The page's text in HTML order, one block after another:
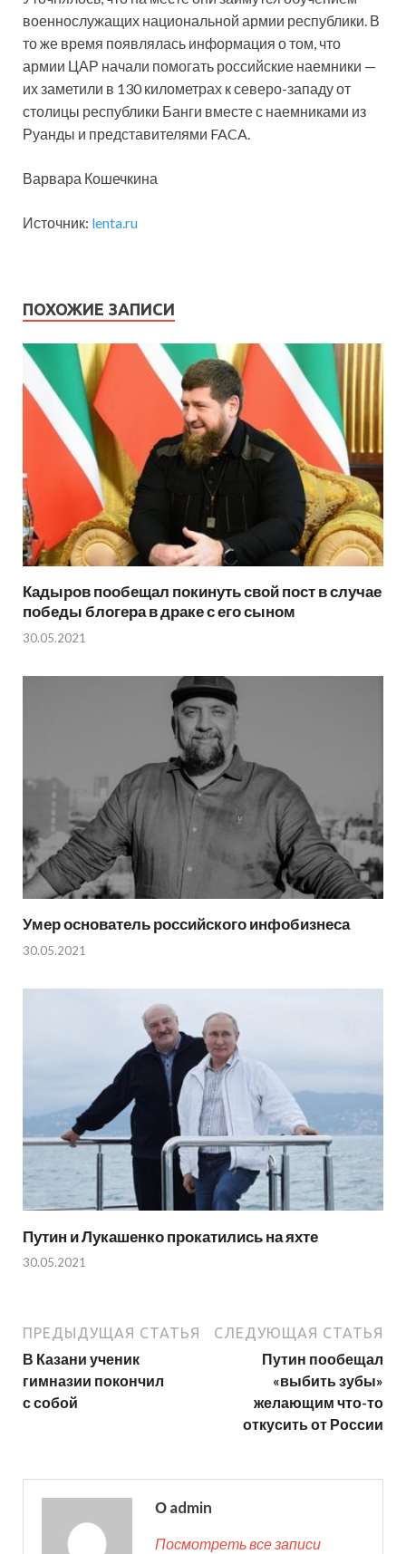
военнослужащих национальной армии республики. В
то же время появлялась информация о том, что
армии ЦАР начали помогать российские наемники —
их заметили в 130 километрах к северо-западу от
столицы республики Банги вместе с наемниками из
Руанды и представителями FACA.
Варвара Кошечкина
Источник: lenta.ru
ПОХОЖИЕ ЗАПИСИ
Кадыров пообещал покинуть свой пост в случае
победы блогера в драке с его сыном
30.05.2021
Умер основатель российского инфобизнеса
30.05.2021
Путин и Лукашенко прокатились на яхте
30.05.2021
ПРЕДЫДУЩАЯ СТАТЬЯ
В Казани ученик
гимназии покончил
с собой
СЛЕДУЮЩАЯ СТАТЬЯ
Путин пообещал
«выбить зубы»
желающим что-то
откусить от России
О admin
Посмотреть все записи